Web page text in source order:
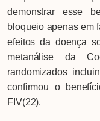
demonstrar esse
bloqueio apenas em
efeitos da doença
metanálise da
randomizados
confirmou o
FIV(22).